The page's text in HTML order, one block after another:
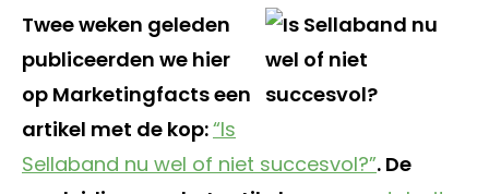
Twee weken geleden
publiceerden we hier
op Marketingfacts een
artikel met de kop:“Is
Sellaband nu wel of niet succesvol?”. De